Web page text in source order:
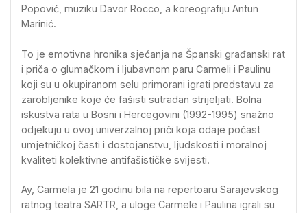
Popović, muziku Davor Rocco, a koreografiju Antun
Marinić.
To je emotivna hronika sjećanja na Španski građanski rat
i priča o glumačkom i ljubavnom paru Carmeli i Paulinu
koji su u okupiranom selu primorani igrati predstavu za
zarobljenike koje će fašisti sutradan strijeljati. Bolna
iskustva rata u Bosni i Hercegovini (1992-1995) snažno
odjekuju u ovoj univerzalnoj priči koja odaje počast
umjetničkoj časti i dostojanstvu, ljudskosti i moralnoj
kvaliteti kolektivne antifašističke svijesti.
Ay, Carmela je 21 godinu bila na repertoaru Sarajevskog
ratnog teatra SARTR, a uloge Carmele i Paulina igrali su